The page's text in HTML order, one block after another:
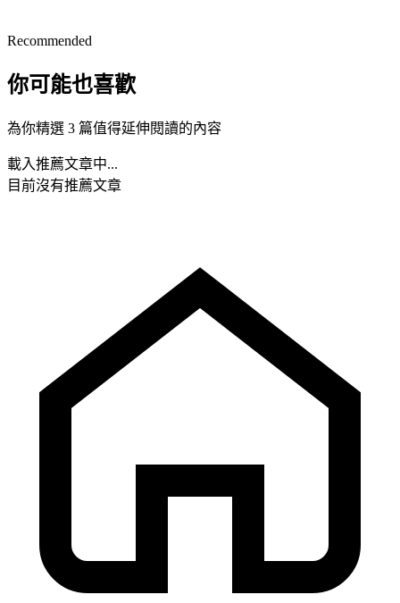
Recommended
你可能也喜歡
為你精選 3 篇值得延伸閱讀的內容
載入推薦文章中...
目前沒有推薦文章